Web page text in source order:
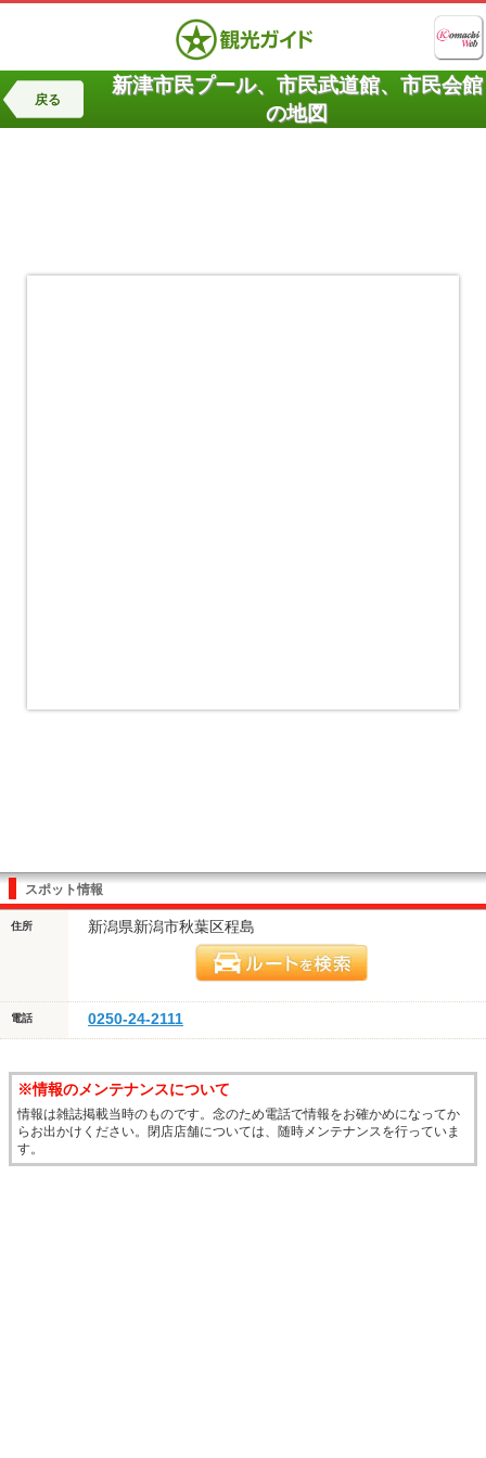
戻る
新津市民プール、市民武道館、市民会館
の地図
スポット情報
住所 新潟県新潟市秋葉区程島
電話 0250-24-2111
※情報のメンテナンスについて
情報は雑誌掲載当時のものです。念のため電話で情報をお確かめになってか
らお出かけください。閉店店舗については、随時メンテナンスを行っていま
す。